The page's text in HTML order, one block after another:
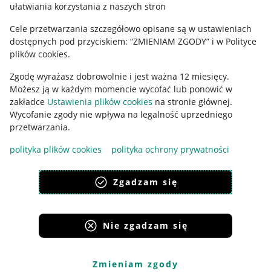
ułatwiania korzystania z naszych stron
Cele przetwarzania szczegółowo opisane są w ustawieniach
dostępnych pod przyciskiem: “ZMIENIAM ZGODY” i w Polityce
plików cookies.
Zgodę wyrażasz dobrowolnie i jest ważna 12 miesięcy.
Możesz ją w każdym momencie wycofać lub ponowić w
zakładce Ustawienia plików cookies na stronie głównej.
Wycofanie zgody nie wpływa na legalność uprzedniego
przetwarzania.
polityka plików cookies
polityka ochrony prywatności
Zgadzam się
Nie zgadzam się
Zmieniam zgody
Ustawienia plików "cookies"
Udostępnianie lokalizacji
Informacje dla Aktu o Usługach Cyfrowych
Pobierz aplikację
Korzystanie z serwisu oznacza akceptacjęregulaminu